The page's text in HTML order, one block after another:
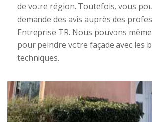
de votre région. Toutefois, vous
demande des avis auprès des
Entreprise TR. Nous pouvons
pour peindre votre façade avec les
techniques.